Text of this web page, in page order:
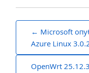
Навигация
записям
Microsoft
Azure Linux
OpenWrt 25.12.3